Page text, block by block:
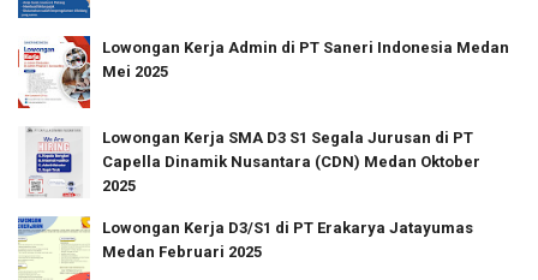
Lowongan Kerja Admin di PT Saneri Indonesia Medan
Mei 2025
Lowongan Kerja SMA D3 S1 Segala Jurusan di PT
Capella Dinamik Nusantara (CDN) Medan Oktober
2025
Lowongan Kerja D3/S1 di PT Erakarya Jatayumas
Medan Februari 2025